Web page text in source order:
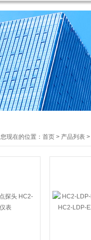
您现在的位置： 首页 > 产品列表 >